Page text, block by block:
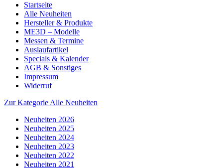
Startseite
Alle Neuheiten
Hersteller & Produkte
ME3D – Modelle
Messen & Termine
Auslaufartikel
Specials & Kalender
AGB & Sonstiges
Impressum
Widerruf
Zur Kategorie Alle Neuheiten
Neuheiten 2026
Neuheiten 2025
Neuheiten 2024
Neuheiten 2023
Neuheiten 2022
Neuheiten 2021